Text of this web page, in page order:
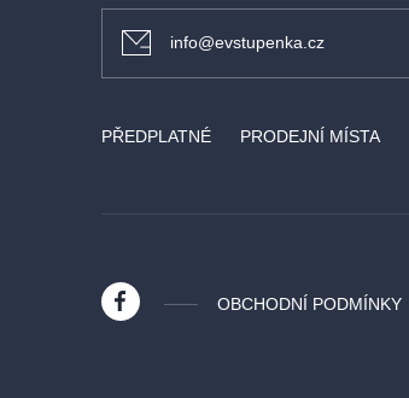
info@evstupenka.cz
PŘEDPLATNÉ PRODEJNÍ MÍSTA
OBCHODNÍ PODMÍNKY